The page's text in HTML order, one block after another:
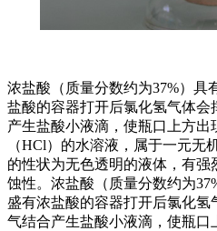
浓盐酸（质量分数约为37%）具
盐酸的容器打开后氯化氢气体
产生盐酸小液滴，使瓶口上方出
（HCl）的水溶液，属于一元无
的性状为无色透明的液体，有
蚀性。浓盐酸（质量分数约为
盛有浓盐酸的容器打开后氯化
气结合产生盐酸小液滴，使瓶